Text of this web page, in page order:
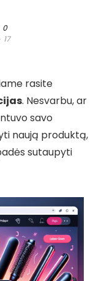
0
17
rasite
. Nesvarbu, ar
savo
naują produktą,
sutaupyti